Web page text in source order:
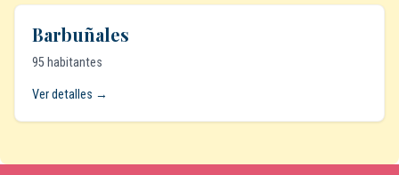
Barbuñales
95 habitantes
Ver detalles →